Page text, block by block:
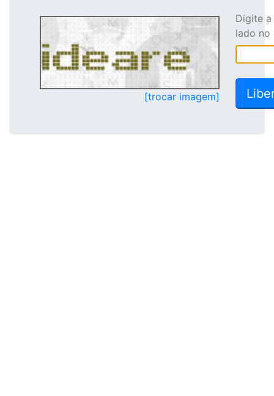
[trocar imagem]
Digite
lado no